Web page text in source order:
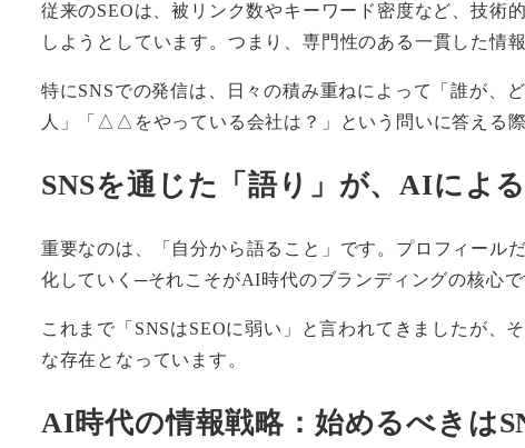
従来のSEOは、被リンク数やキーワード密度など、技術
しようとしています。つまり、専門性のある一貫した情
特にSNSでの発信は、日々の積み重ねによって「誰が、
人」「△△をやっている会社は？」という問いに答える
SNSを通じた「語り」が、AIによ
重要なのは、「自分から語ること」です。プロフィール
化していく─それこそがAI時代のブランディングの核心で
これまで「SNSはSEOに弱い」と言われてきましたが
な存在となっています。
AI時代の情報戦略：始めるべきは